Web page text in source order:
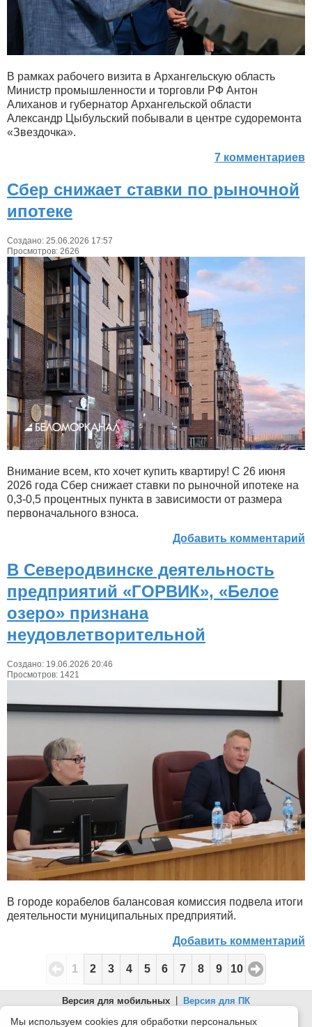
В рамках рабочего визита в Архангельскую область
Министр промышленности и торговли РФ Антон
Алиханов и губернатор Архангельской области
Александр Цыбульский побывали в центре судоремонта
«Звездочка».
7 комментариев
Сбер снижает ставки по рыночной
ипотеке
Создано: 25.06.2026 17:57
Просмотров: 2626
Внимание всем, кто хочет купить квартиру! С 26 июня
2026 года Сбер снижает ставки по рыночной ипотеке на
0,3-0,5 процентных пункта в зависимости от размера
первоначального взноса.
Добавить комментарий
В Северодвинске деятельность
предприятий «ГОРВИК», «Белое
озеро» признана
неудовлетворительной
Создано: 19.06.2026 20:46
Просмотров: 1421
В городе корабелов балансовая комиссия подвела итоги
деятельности муниципальных предприятий.
Добавить комментарий
1 2 3 4 5 6 7 8 9 10
Версия для мобильных
Версия для ПК
© 2026 Беломорканал Северодвинск tv29.ru
Мы используем cookies для обработки персональных